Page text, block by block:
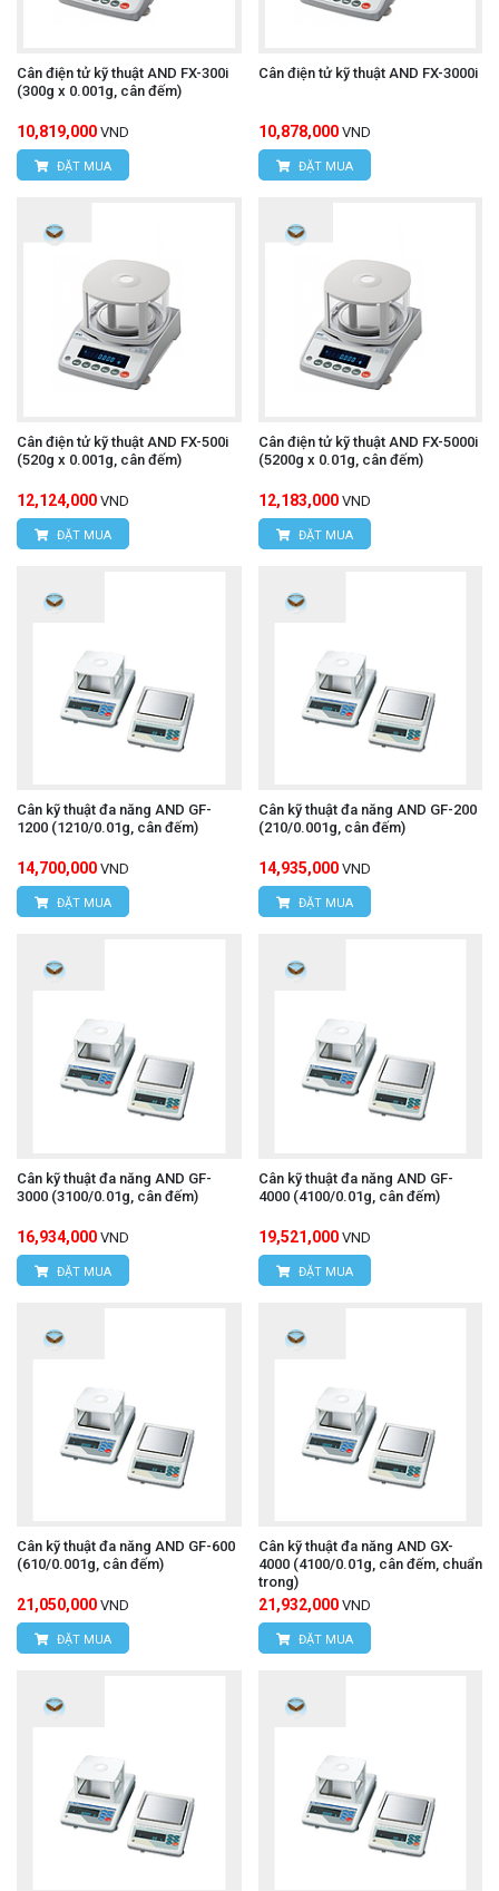
Cân điện tử kỹ thuật AND FX-300i
(300g x 0.001g, cân đếm)
10,819,000 VND
ĐẶT MUA
Cân điện tử kỹ thuật AND FX-3000i
10,878,000 VND
ĐẶT MUA
Cân điện tử kỹ thuật AND FX-500i
(520g x 0.001g, cân đếm)
12,124,000 VND
ĐẶT MUA
Cân điện tử kỹ thuật AND FX-5000i
(5200g x 0.01g, cân đếm)
12,183,000 VND
ĐẶT MUA
Cân kỹ thuật đa năng AND GF-
1200 (1210/0.01g, cân đếm)
14,700,000 VND
ĐẶT MUA
Cân kỹ thuật đa năng AND GF-200
(210/0.001g, cân đếm)
14,935,000 VND
ĐẶT MUA
Cân kỹ thuật đa năng AND GF-
3000 (3100/0.01g, cân đếm)
16,934,000 VND
ĐẶT MUA
Cân kỹ thuật đa năng AND GF-
4000 (4100/0.01g, cân đếm)
19,521,000 VND
ĐẶT MUA
Cân kỹ thuật đa năng AND GF-600
(610/0.001g, cân đếm)
21,050,000 VND
ĐẶT MUA
Cân kỹ thuật đa năng AND GX-
4000 (4100/0.01g, cân đếm, chuẩn
trong)
21,932,000 VND
ĐẶT MUA